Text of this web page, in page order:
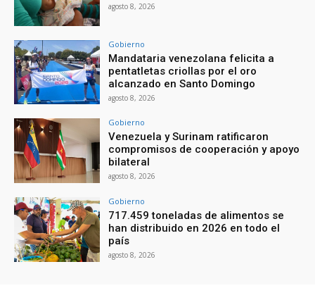
agosto 8, 2026
Gobierno
Mandataria venezolana felicita a
pentatletas criollas por el oro
alcanzado en Santo Domingo
agosto 8, 2026
Gobierno
Venezuela y Surinam ratificaron
compromisos de cooperación y apoyo
bilateral
agosto 8, 2026
Gobierno
717.459 toneladas de alimentos se
han distribuido en 2026 en todo el
país
agosto 8, 2026